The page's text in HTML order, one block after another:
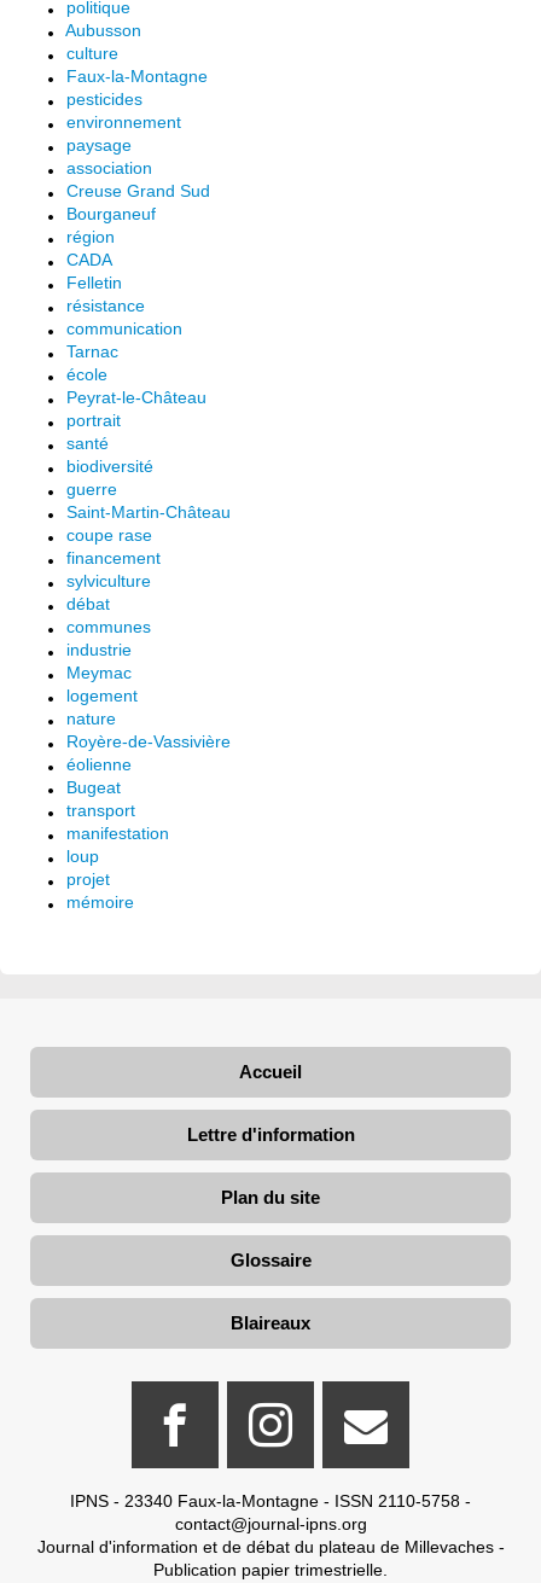
politique
Aubusson
culture
Faux-la-Montagne
pesticides
environnement
paysage
association
Creuse Grand Sud
Bourganeuf
région
CADA
Felletin
résistance
communication
Tarnac
école
Peyrat-le-Château
portrait
santé
biodiversité
guerre
Saint-Martin-Château
coupe rase
financement
sylviculture
débat
communes
industrie
Meymac
logement
nature
Royère-de-Vassivière
éolienne
Bugeat
transport
manifestation
loup
projet
mémoire
Accueil
Lettre d'information
Plan du site
Glossaire
Blaireaux
IPNS - 23340 Faux-la-Montagne - ISSN 2110-5758 -
contact@journal-ipns.org
Journal d'information et de débat du plateau de Millevaches -
Publication papier trimestrielle.